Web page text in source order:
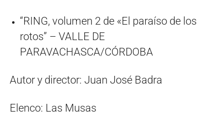
“RING, volumen 2 de «El paraíso de los
rotos” – VALLE DE
PARAVACHASCA/CÓRDOBA
Autor y director: Juan José Badra
Elenco: Las Musas